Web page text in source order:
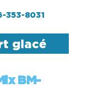
353-8031
glacé
BM-